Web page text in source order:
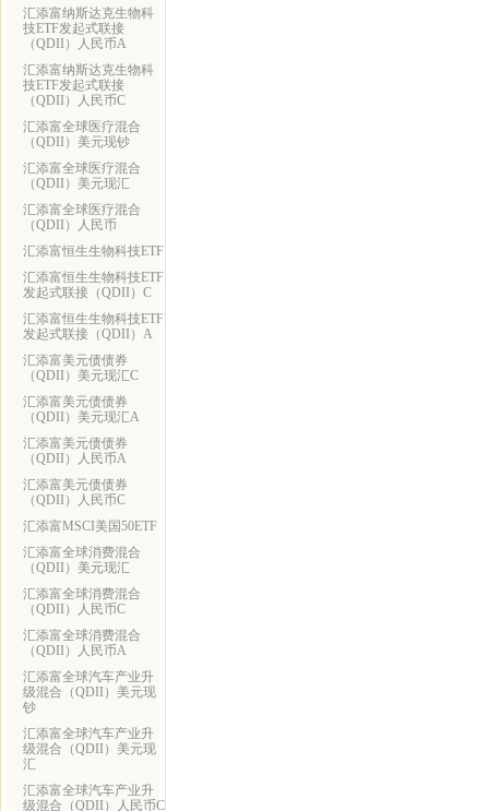
汇添富纳斯达克生物科
技ETF发起式联接
（QDII）人民币A
汇添富纳斯达克生物科
技ETF发起式联接
（QDII）人民币C
汇添富全球医疗混合
（QDII）美元现钞
汇添富全球医疗混合
（QDII）美元现汇
汇添富全球医疗混合
（QDII）人民币
汇添富恒生生物科技ETF
汇添富恒生生物科技ETF
发起式联接（QDII）C
汇添富恒生生物科技ETF
发起式联接（QDII）A
汇添富美元债债券
（QDII）美元现汇C
汇添富美元债债券
（QDII）美元现汇A
汇添富美元债债券
（QDII）人民币A
汇添富美元债债券
（QDII）人民币C
汇添富MSCI美国50ETF
汇添富全球消费混合
（QDII）美元现汇
汇添富全球消费混合
（QDII）人民币C
汇添富全球消费混合
（QDII）人民币A
汇添富全球汽车产业升
级混合（QDII）美元现
钞
汇添富全球汽车产业升
级混合（QDII）美元现
汇
汇添富全球汽车产业升
级混合（QDII）人民币C